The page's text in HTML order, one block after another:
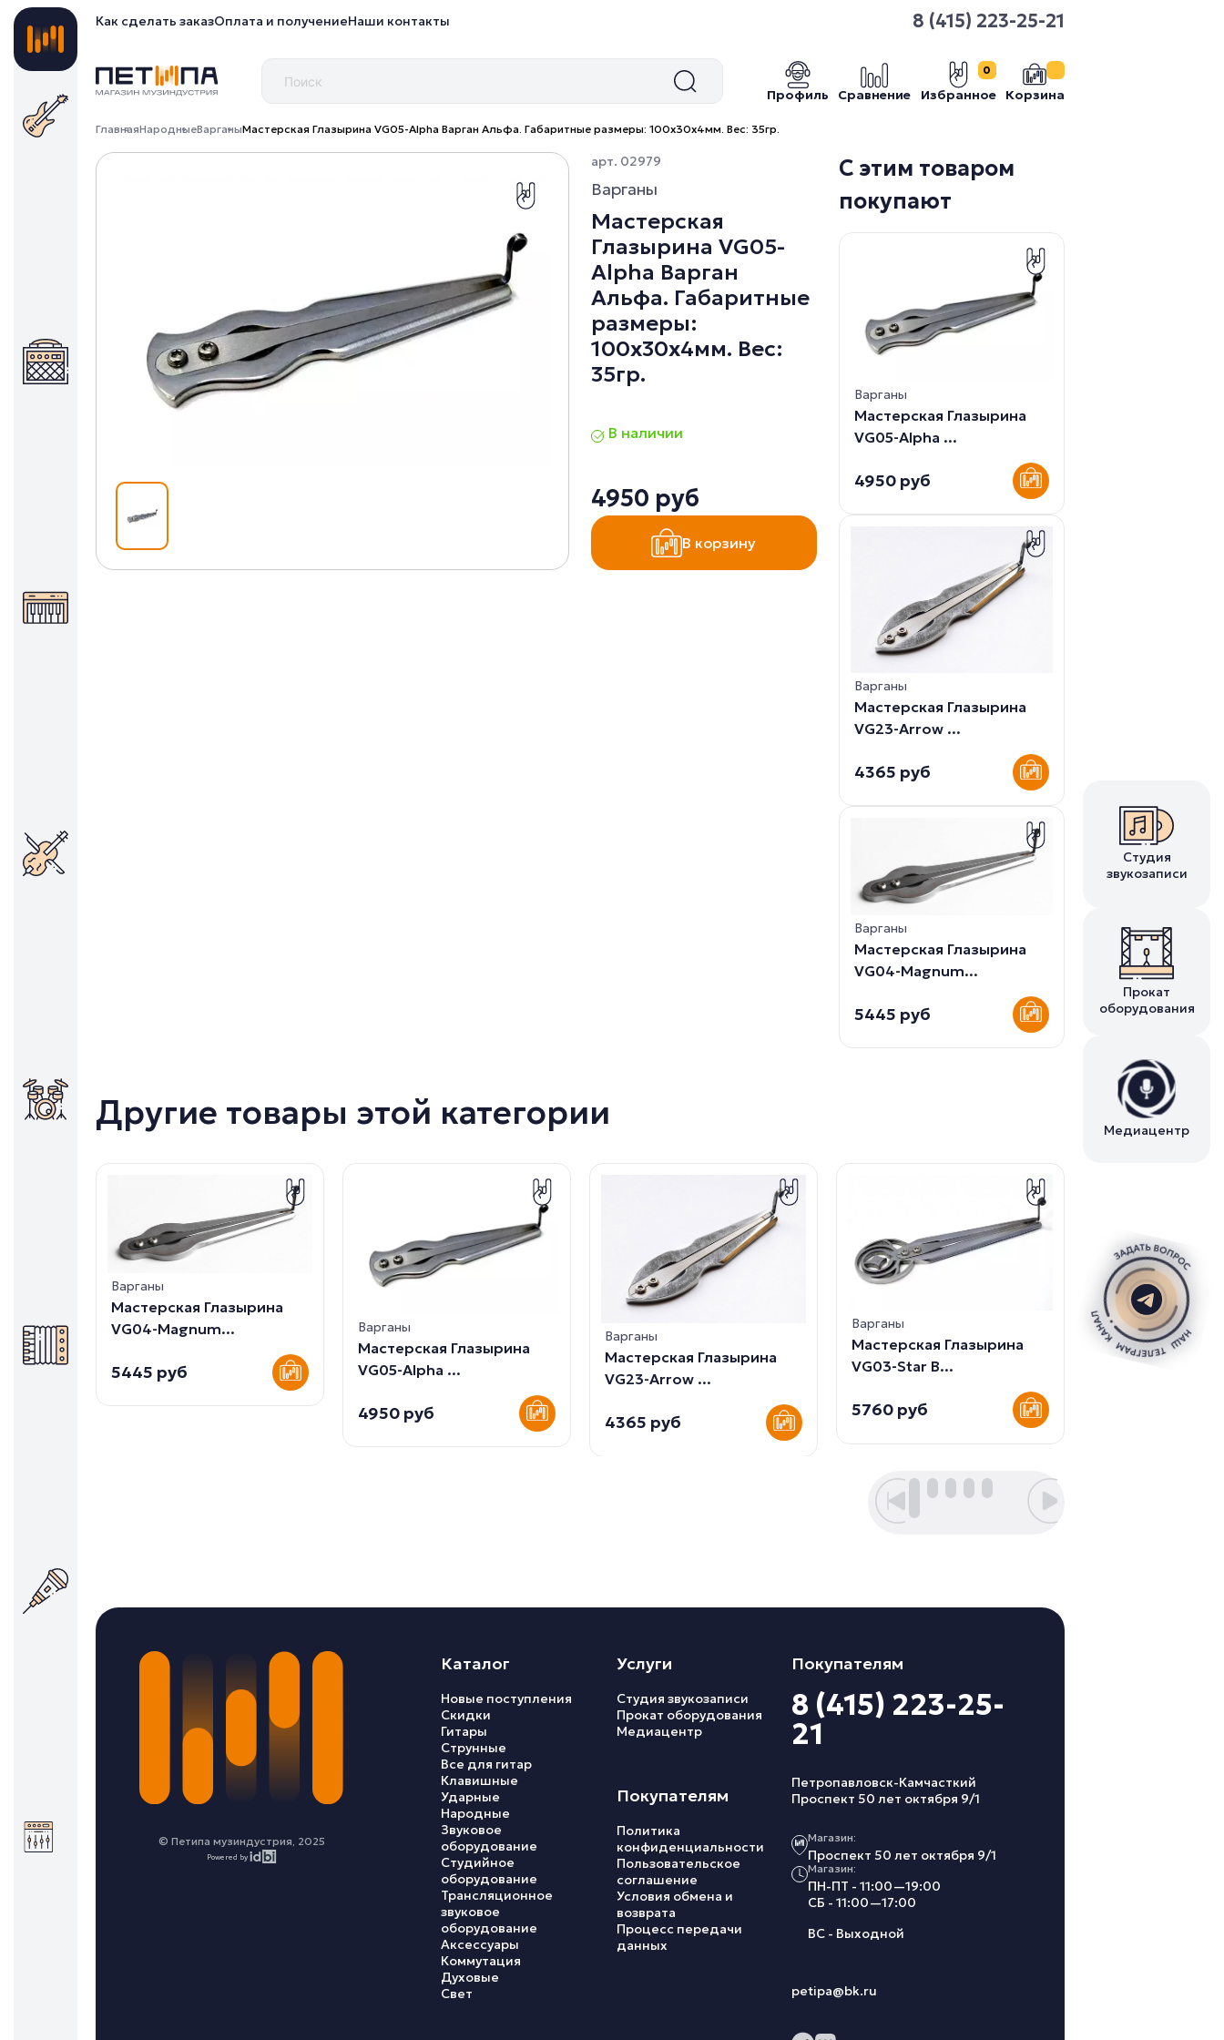
Студия
звукозаписи
Прокат
оборудования
Медиацентр
Как сделать заказОплата и получениеНаши контакты 8 (415) 223-25-21
Профиль Сравнение Избранное
0
Корзина
ГлавнаяНародныеВарганыМастерская Глазырина VG05-Alpha Варган Альфа. Габаритные размеры: 100x30x4мм. Вес: 35гр.
арт. 02979
Варганы
Мастерская
Глазырина VG05-
Alpha Варган
Альфа. Габаритные
размеры:
100x30x4мм. Вес:
35гр.
В наличии
4950 руб
В корзину
С этим товаром
покупают
Варганы
Мастерская Глазырина
VG05-Alpha ...
4950 руб
Варганы
Мастерская Глазырина
VG23-Arrow ...
4365 руб
Варганы
Мастерская Глазырина
VG04-Magnum...
5445 руб
Другие товары этой категории
Варганы
Мастерская Глазырина
VG04-Magnum...
5445 руб
Варганы
Мастерская Глазырина
VG05-Alpha ...
4950 руб
Варганы
Мастерская Глазырина
VG23-Arrow ...
4365 руб
Варганы
Мастерская Глазырина
VG03-Star В...
5760 руб
Варганы
Мастерская
© Петипа музиндустрия, 2025
Powered by
Каталог
Новые поступления
Скидки
Гитары
Струнные
Все для гитар
Клавишные
Ударные
Народные
Звуковое
оборудование
Студийное
оборудование
Трансляционное
звуковое
оборудование
Аксессуары
Коммутация
Духовые
Свет
Услуги
Студия звукозаписи
Прокат оборудования
Медиацентр
Покупателям
Политика
конфиденциальности
Пользовательское
соглашение
Условия обмена и
возврата
Процесс передачи
данных
Покупателям
8 (415) 223-25-
21
Петропавловск-Камчасткий
Проспект 50 лет октября 9/1
Магазин:
Проспект 50 лет октября 9/1
Магазин:
ПН-ПТ - 11:00—19:00
СБ - 11:00—17:00
ВС - Выходной
petipa@bk.ru